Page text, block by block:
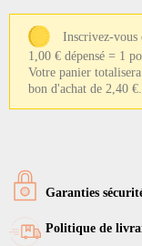
Inscrivez-vous
1,00 € dépensé = 1
Votre panier
bon d'achat de 2,40 €.
Garanties
Politique de